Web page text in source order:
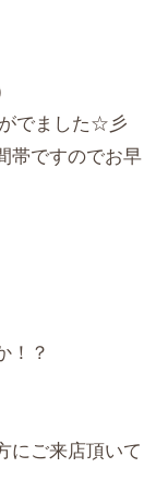
でました☆彡
帯ですのでお早
！？
にご来店頂いて